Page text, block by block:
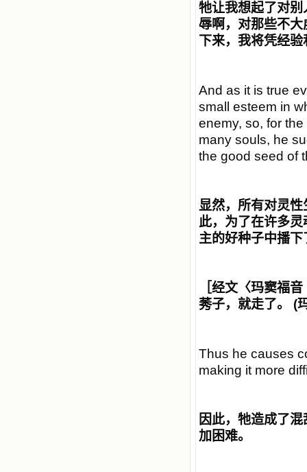
牠让我想起了对
辱啊，对那些不
下来，我将凭经
And as it is true
small esteem in
enemy, so, for
many souls, he
the good seed of
显然，所有对灵
此，为了在许多
主的好种子中播下
［经文〈玛窦福音
莠子，就走了。
(
Thus he causes
making it more
因此，牠造成了
加困难。